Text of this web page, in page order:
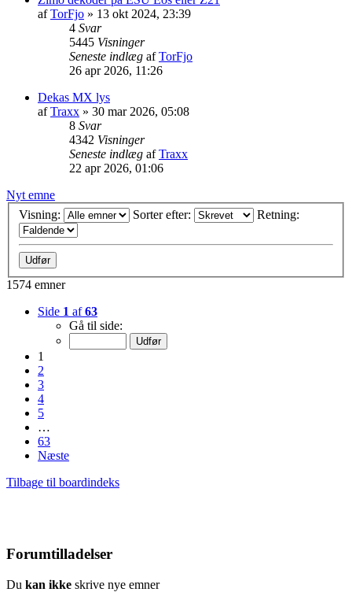
afTorFjo » 13 okt 2024, 23:39
4 Svar
5445 Visninger
Seneste indlæg afTorFjo
26 apr 2026, 11:26
Dekas MX lys
afTraxx » 30 mar 2026, 05:08
8 Svar
4342 Visninger
Seneste indlæg afTraxx
22 apr 2026, 01:06
Nyt emne
Visning:
Sorter efter: Retning:
1574 emner
Side 1 af63
Gå til side:
1
2
3
4
5
…
63
Næste
Tilbage til boardindeks
Forumtilladelser
Du kan ikke skrive nye emner